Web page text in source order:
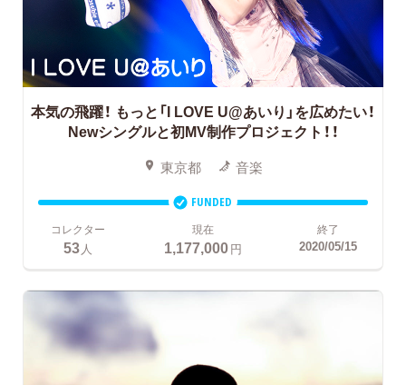
本気の飛躍！ もっと「I LOVE U@あいり」を広めたい！
Newシングルと初MV制作プロジェクト！！
東京都 音楽
FUNDED
コレクター
53 人
現在
1,177,000円
終了
2020/05/15